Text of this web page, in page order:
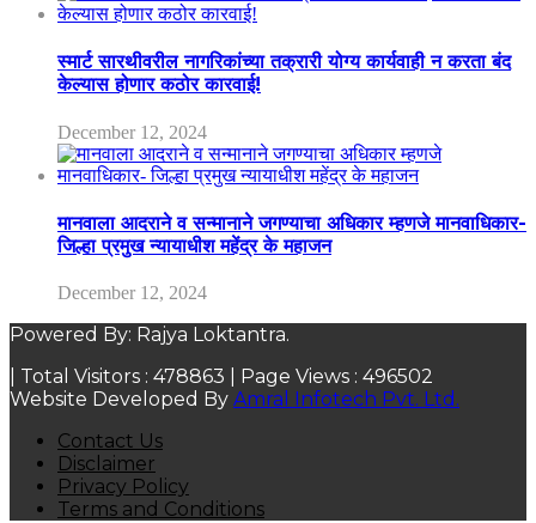
स्मार्ट सारथीवरील नागरिकांच्या तक्रारी योग्य कार्यवाही न करता बंद
केल्यास होणार कठोर कारवाई!
December 12, 2024
मानवाला आदराने व सन्मानाने जगण्याचा अधिकार म्हणजे मानवाधिकार-
जिल्हा प्रमुख न्यायाधीश महेंद्र के महाजन
December 12, 2024
Powered By: Rajya Loktantra.
| Total Visitors : 478863 | Page Views : 496502
Website Developed By Amral Infotech Pvt. Ltd.
Contact Us
Disclaimer
Privacy Policy
Terms and Conditions